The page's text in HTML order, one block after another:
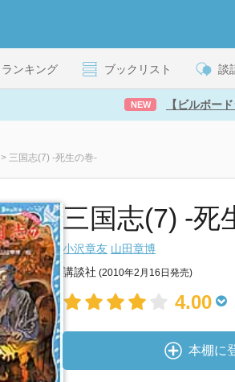
ランキング ブックリスト 談
NEW 【ビルボー
> 三国志(7) -死生の巻-
三国志(7) -死
小沢章友 山田章博
講談社 (2010年2月16日発売)
4.00
本棚に